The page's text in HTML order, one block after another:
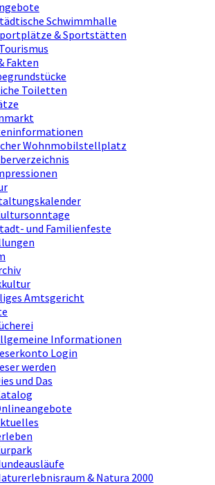
Schwimmhalle
& Sportstätten
Fakten
Toiletten
Wohnmobilstellplatz
und Familienfeste
Amtsgericht
Informationen
Login
werden
und Das
& Natura 2000